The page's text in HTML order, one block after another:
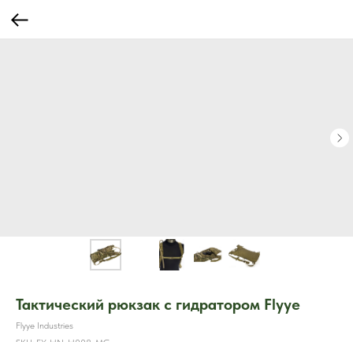
Тактический рюкзак с гидратором Flyye
Flyye Industries